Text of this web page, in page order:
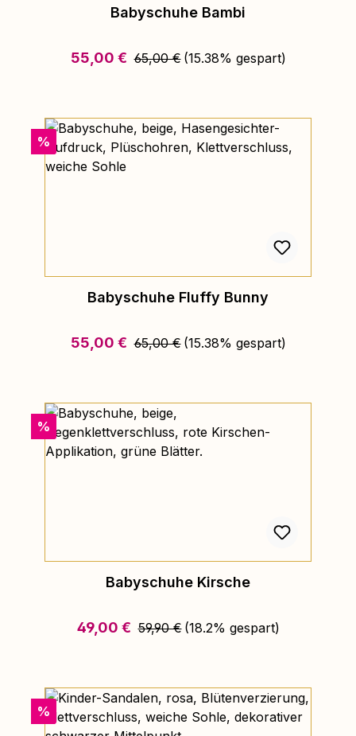
Babyschuhe Bambi
Verkaufspreis:
55,00 € Regulärer Preis:
65,00 € (15.38% gespart)
Rabatt
%
Babyschuhe Fluffy Bunny
Verkaufspreis:
55,00 € Regulärer Preis:
65,00 € (15.38% gespart)
Rabatt
%
Babyschuhe Kirsche
Verkaufspreis:
49,00 € Regulärer Preis:
59,90 € (18.2% gespart)
Rabatt
%